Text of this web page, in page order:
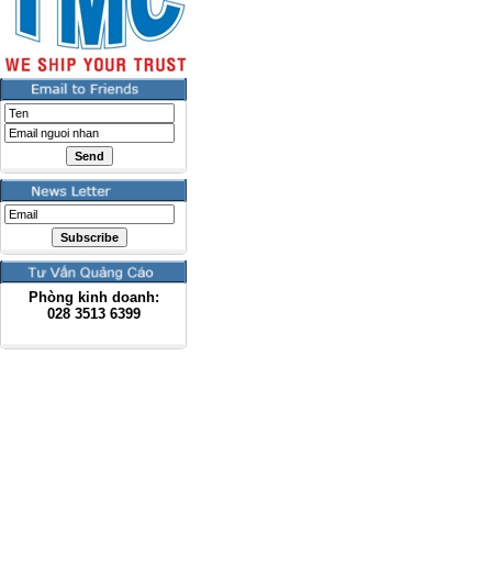
Phòng kinh doanh:
028 3513 6399